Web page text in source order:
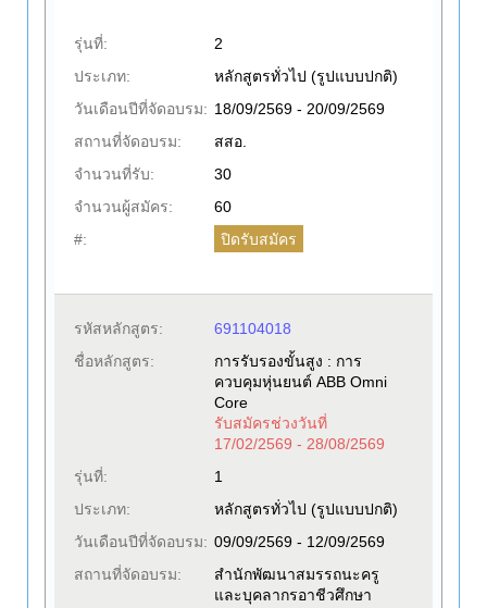
รุ่นที่:
2
ประเภท:
หลักสูตรทั่วไป (รูปแบบปกติ)
วันเดือนปีที่จัดอบรม: 18/09/2569 - 20/09/2569
สถานที่จัดอบรม:
สสอ.
จำนวนที่รับ:
30
จำนวนผู้สมัคร:
60
#:
ปิดรับสมัคร
รหัสหลักสูตร:
691104018
ชื่อหลักสูตร:
การรับรองขั้นสูง : การ
ควบคุมหุ่นยนต์ ABB Omni
Core
รับสมัครช่วงวันที่
17/02/2569 - 28/08/2569
รุ่นที่:
1
ประเภท:
หลักสูตรทั่วไป (รูปแบบปกติ)
วันเดือนปีที่จัดอบรม: 09/09/2569 - 12/09/2569
สถานที่จัดอบรม:
สำนักพัฒนาสมรรถนะครู
และบุคลากรอาชีวศึกษา